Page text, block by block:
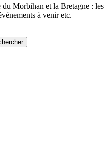
Morbihan et la Bretagne : les
à venir etc.